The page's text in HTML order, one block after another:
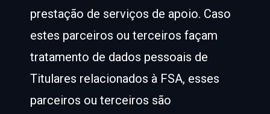
prestação de serviços de apoio. Caso
estes parceiros ou terceiros façam
tratamento de dados pessoais de
Titulares relacionados à FSA, esses
parceiros ou terceiros são